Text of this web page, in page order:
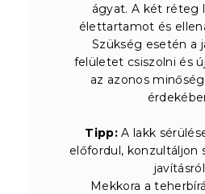
ágyat. A két réteg
élettartamot és
Szükség esetén a
felületet csiszolni és
az azonos
Tipp: A lakk
előfordul, konzultáljon
Mekkora a